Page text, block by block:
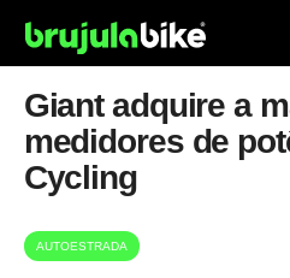
Giant adquire a
medidores de
Cycling
AUTOESTRADA